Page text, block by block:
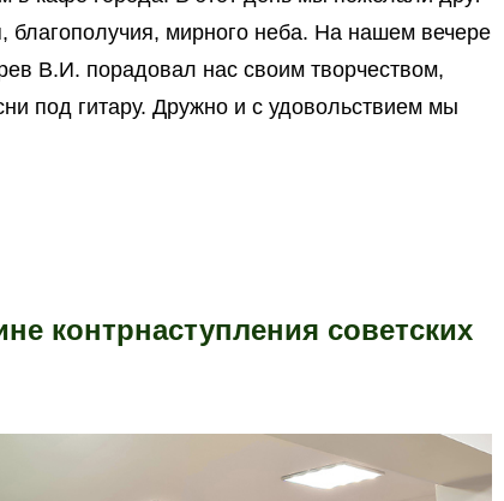
благополучия, мирного неба. На нашем вечере
В.И. порадовал нас своим творчеством,
под гитару. Дружно и с удовольствием мы
контрнаступления советских